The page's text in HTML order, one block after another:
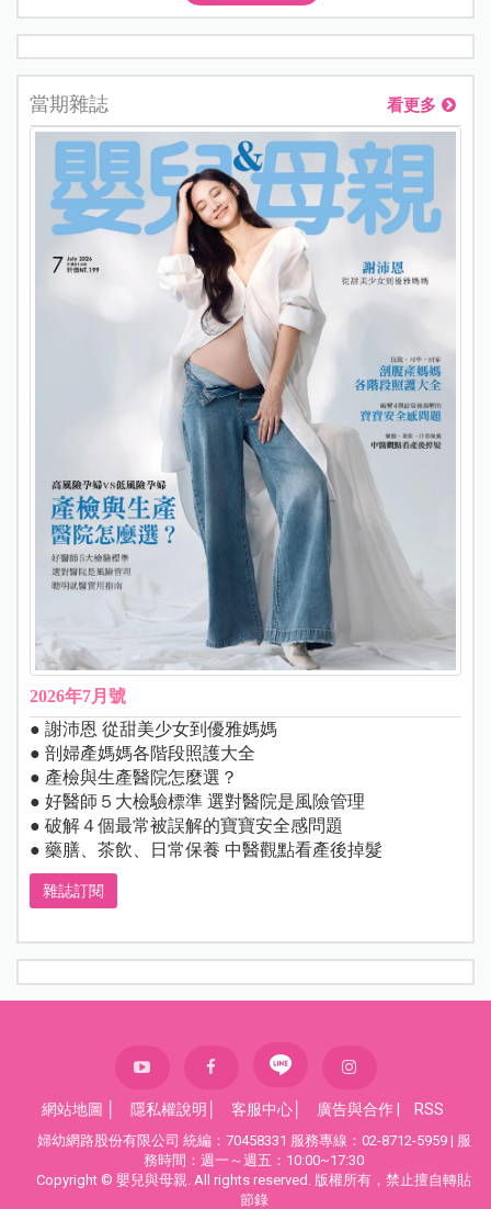
當期雜誌 看更多
2026年7月號
● 謝沛恩 從甜美少女到優雅媽媽
● 剖婦產媽媽各階段照護大全
● 產檢與生產醫院怎麼選？
● 好醫師５大檢驗標準 選對醫院是風險管理
● 破解４個最常被誤解的寶寶安全感問題
● 藥膳、茶飲、日常保養 中醫觀點看產後掉髮
雜誌訂閱
網站地圖 隱私權說明 客服中心 廣告與合作 RSS
婦幼網路股份有限公司 統編：70458331 服務專線：02-8712-5959 | 服
務時間：週一～週五：10:00~17:30
Copyright © 嬰兒與母親. All rights reserved. 版權所有，禁止擅自轉貼
節錄